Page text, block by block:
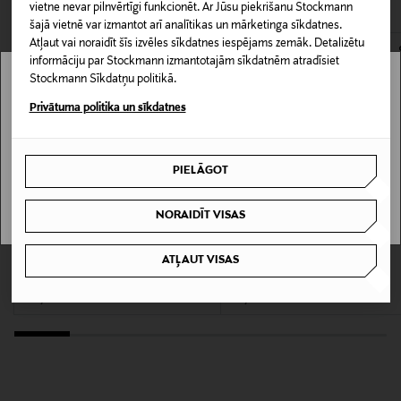
vietne nevar pilnvērtīgi funkcionēt. Ar Jūsu piekrišanu Stockmann
šajā vietnē var izmantot arī analītikas un mārketinga sīkdatnes.
Atļaut vai noraidīt šīs izvēles sīkdatnes iespējams zemāk. Detalizētu
informāciju par Stockmann izmantotajām sīkdatnēm atradīsiet
Stockmann Sīkdatņu politikā.
Privātuma politika un sīkdatnes
PIELĀGOT
NORAIDĪT VISAS
ATĻAUT VISAS
gadījumiem.
LASĪT VAIRĀK
Materiāls
100% kokvilna
Kopšanas instrukcijas
AF12308 UC001 BLACK
0,00 € – 4,90 €
KUPONA PRIEKŠROCĪBA
Logo T-krekls
KUPONA PRIEKŠROCĪBA
SELECTED
Print T-krekls
Stockmann nav pieejams tavā valstī.
I UNDERSTAND